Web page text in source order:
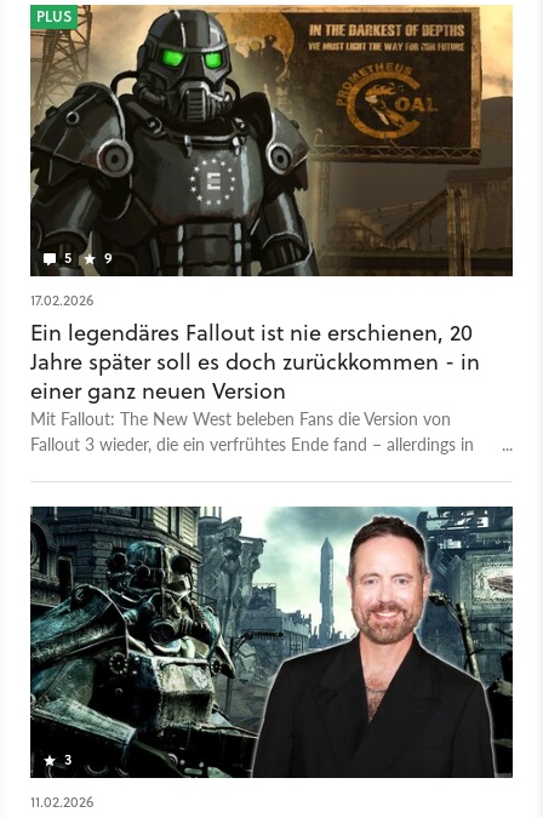
5 9
PLUS
17.02.2026
Ein legendäres Fallout ist nie erschienen, 20
Jahre später soll es doch zurückkommen - in
einer ganz neuen Version
Mit Fallout: The New West beleben Fans die Version von
Fallout 3 wieder, die ein verfrühtes Ende fand – allerdings in
3
11.02.2026